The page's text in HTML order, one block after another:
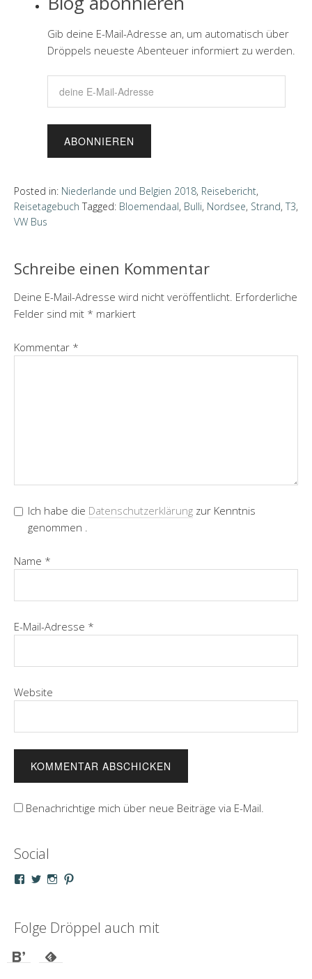
Gib deine E-Mail-Adresse an, um automatisch über
Dröppels neueste Abenteuer informiert zu werden.
-
M
-
d
r
s
Posted in: Niederlande und Belgien 2018, Reisebericht,
Reisetagebuch Tagged: Bloemendaal, Bulli, Nordsee, Strand, T3,
VW Bus
Schreibe einen Kommentar
Deine E-Mail-Adresse wird nicht veröffentlicht. Erforderliche
Felder sind mit * markiert
Kommentar *
Ich habe die Datenschutzerklärung zur Kenntnis
genommen .
Name *
E-Mail-Adresse *
Website
Benachrichtige mich über neue Beiträge via E-Mail.
Social
Profil
Facebook
anzeigen
Profil
Twitter
anzeigen
Profil
Instagram
anzeigen
Profil
Pinterest
anzeigen
Folge Dröppel auch mit